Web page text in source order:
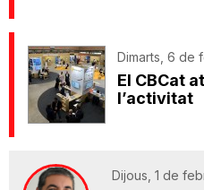
Dimarts, 6 de
El CBCat
l’activitat
Dijous, 1 de